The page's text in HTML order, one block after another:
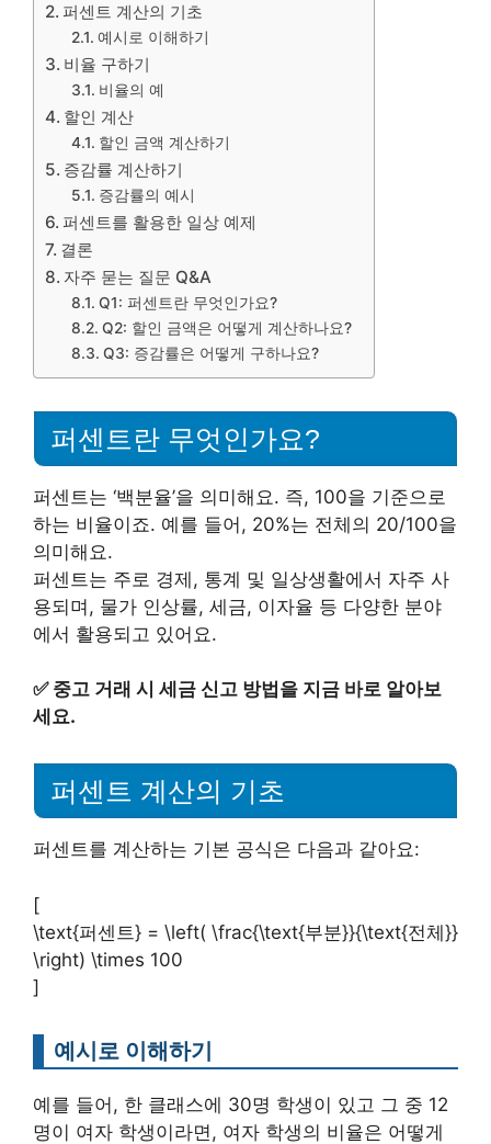
퍼센트 계산의 기초
예시로 이해하기
비율 구하기
비율의 예
할인 계산
할인 금액 계산하기
증감률 계산하기
증감률의 예시
퍼센트를 활용한 일상 예제
결론
자주 묻는 질문 Q&A
Q1: 퍼센트란 무엇인가요?
Q2: 할인 금액은 어떻게 계산하나요?
Q3: 증감률은 어떻게 구하나요?
퍼센트란 무엇인가요?
퍼센트는 ‘백분율’을 의미해요. 즉, 100을 기준으로
하는 비율이죠. 예를 들어, 20%는 전체의 20/100을
의미해요.
퍼센트는 주로 경제, 통계 및 일상생활에서 자주 사
용되며, 물가 인상률, 세금, 이자율 등 다양한 분야
에서 활용되고 있어요.
✅ 중고 거래 시 세금 신고 방법을 지금 바로 알아보
세요.
퍼센트 계산의 기초
퍼센트를 계산하는 기본 공식은 다음과 같아요:
[
\text{퍼센트} = \left( \frac{\text{부분}}{\text{전체}}
\right) \times 100
]
예시로 이해하기
예를 들어, 한 클래스에 30명 학생이 있고 그 중 12
명이 여자 학생이라면, 여자 학생의 비율은 어떻게